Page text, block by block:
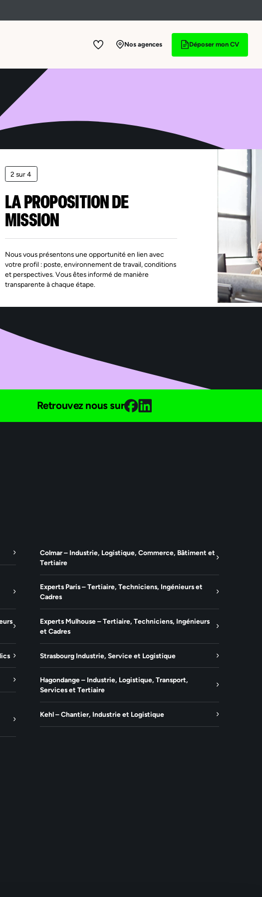
Nos agences Déposer mon CV
2 sur 4
LA PROPOSITION DE
MISSION
Nous vous présentons une opportunité en lien avec
votre profil : poste, environnement de travail, conditions
et perspectives. Vous êtes informé de manière
transparente à chaque étape.
Retrouvez nous sur
Colmar – Industrie, Logistique, Commerce, Bâtiment et
Tertiaire
Experts Paris – Tertiaire, Techniciens, Ingénieurs et
Cadres
Experts Mulhouse – Tertiaire, Techniciens, Ingénieurs
et Cadres
Strasbourg Industrie, Service et Logistique
Hagondange – Industrie, Logistique, Transport,
Services et Tertiaire
Kehl – Chantier, Industrie et Logistique